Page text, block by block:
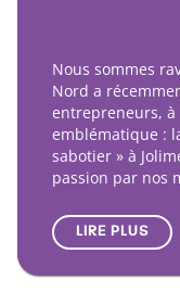
Nous sommes
Nord a
entrepreneurs, à
emblématique :
sabotier » à
passion par nos
LIRE PLUS